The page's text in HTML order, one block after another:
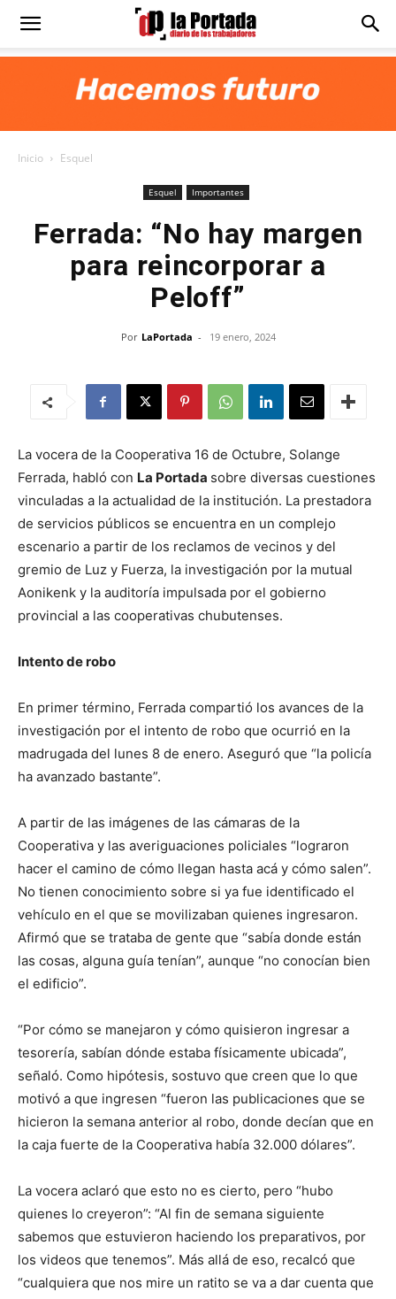
Diario
Inicio Esquel
Esquel Importantes
Ferrada: “No hay margen
para reincorporar a
Peloff”
Por LaPortada - 19 enero, 2024
La vocera de la Cooperativa 16 de Octubre, Solange
Ferrada, habló con La Portada sobre diversas cuestiones
vinculadas a la actualidad de la institución. La prestadora
de servicios públicos se encuentra en un complejo
escenario a partir de los reclamos de vecinos y del
gremio de Luz y Fuerza, la investigación por la mutual
Aonikenk y la auditoría impulsada por el gobierno
provincial a las cooperativas chubutenses.
Intento de robo
En primer término, Ferrada compartió los avances de la
investigación por el intento de robo que ocurrió en la
madrugada del lunes 8 de enero. Aseguró que “la policía
ha avanzado bastante”.
A partir de las imágenes de las cámaras de la
Cooperativa y las averiguaciones policiales “lograron
hacer el camino de cómo llegan hasta acá y cómo salen”.
No tienen conocimiento sobre si ya fue identificado el
vehículo en el que se movilizaban quienes ingresaron.
Afirmó que se trataba de gente que “sabía donde están
las cosas, alguna guía tenían”, aunque “no conocían bien
el edificio”.
“Por cómo se manejaron y cómo quisieron ingresar a
tesorería, sabían dónde estaba físicamente ubicada”,
señaló. Como hipótesis, sostuvo que creen que lo que
motivó a que ingresen “fueron las publicaciones que se
hicieron la semana anterior al robo, donde decían que en
la caja fuerte de la Cooperativa había 32.000 dólares”.
La vocera aclaró que esto no es cierto, pero “hubo
quienes lo creyeron”: “Al fin de semana siguiente
sabemos que estuvieron haciendo los preparativos, por
los videos que tenemos”. Más allá de eso, recalcó que
“cualquiera que nos mire un ratito se va a dar cuenta que